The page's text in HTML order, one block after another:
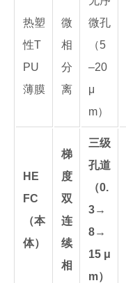
热塑
性T
PU
薄膜
微
相
分
离
微孔
（5
–20
μ
m）
HE
FC
（本
体）
梯
度
双
连
续
相
三级
孔道
（0.
3→
8→
15 μ
m）